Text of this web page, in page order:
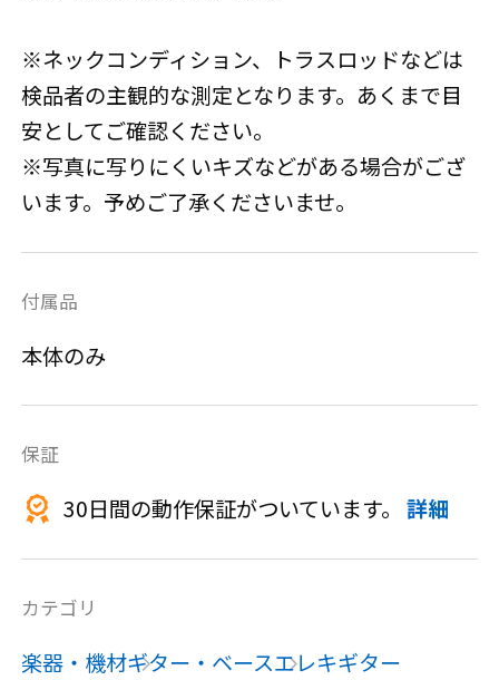
※ネックコンディション、トラスロッドなどは
検品者の主観的な測定となります。あくまで目
安としてご確認ください。
※写真に写りにくいキズなどがある場合がござ
います。予めご了承くださいませ。
付属品
本体のみ
保証
30日間の動作保証がついています。詳細
カテゴリ
楽器・機材ギター・ベースエレキギター